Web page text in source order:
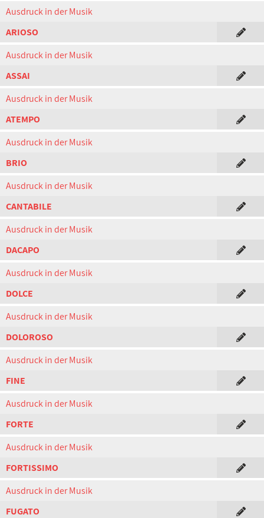
Ausdruck in der Musik
ARIOSO
Ausdruck in der Musik
ASSAI
Ausdruck in der Musik
ATEMPO
Ausdruck in der Musik
BRIO
Ausdruck in der Musik
CANTABILE
Ausdruck in der Musik
DACAPO
Ausdruck in der Musik
DOLCE
Ausdruck in der Musik
DOLOROSO
Ausdruck in der Musik
FINE
Ausdruck in der Musik
FORTE
Ausdruck in der Musik
FORTISSIMO
Ausdruck in der Musik
FUGATO